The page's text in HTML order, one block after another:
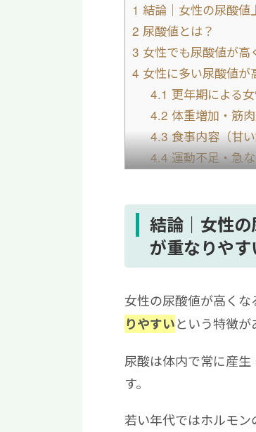
1 結論｜女性の尿酸
2 尿酸値とは？
3 女性でも尿酸値が高
4 女性に多い尿酸値が
4.1 更年期による
4.2 体重増加・筋
4.3食事内容（甘
4.4運動不足・急
尿酸値が高いとき
7 病院を受診すべき目安
10まとめ：女性の尿
結論｜女性の
が重なりやす
女性の尿酸値が高くな
りやすいという特徴が
尿酸は体内で常に産
す。
若い年代ではホルモ